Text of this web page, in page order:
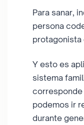
Para sanar,
persona
protagonista
Y esto es
sistema
corresponde
podemos ir
durante